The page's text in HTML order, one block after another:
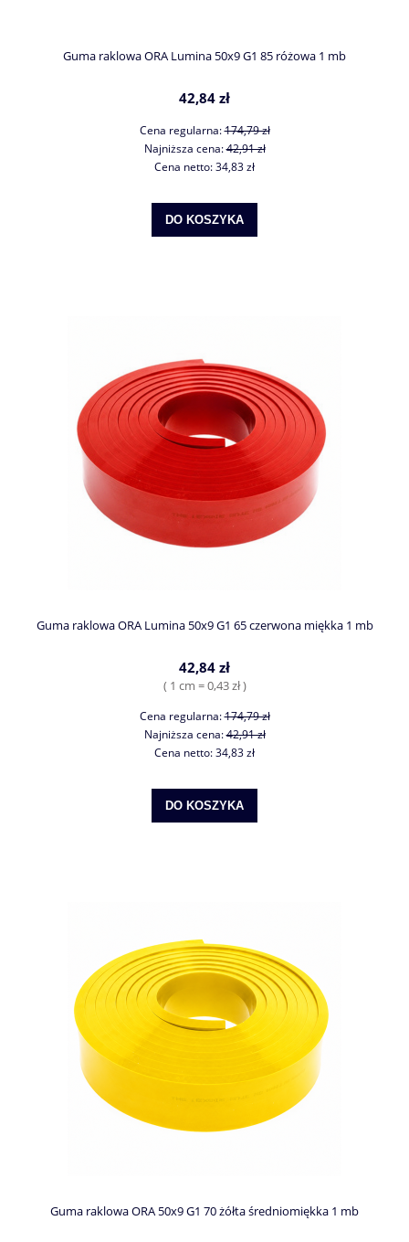
Guma raklowa ORA Lumina 50x9 G1 85 różowa 1 mb
42,84 zł
Cena regularna:174,79 zł
Najniższa cena:42,91 zł
Cena netto:34,83 zł
DO KOSZYKA
Guma raklowa ORA Lumina 50x9 G1 65 czerwona miękka 1 mb
42,84 zł
( 1 cm = 0,43 zł )
Cena regularna:174,79 zł
Najniższa cena:42,91 zł
Cena netto:34,83 zł
DO KOSZYKA
Guma raklowa ORA 50x9 G1 70 żółta średniomiękka 1 mb